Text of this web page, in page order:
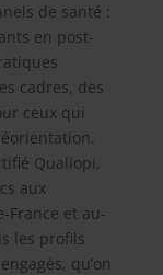
de santé :
en post-
cadres, des
ceux qui
Qualiopi,
aux
France et au-
les profils
qu’on